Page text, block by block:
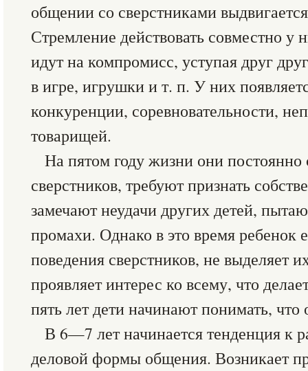
общении со сверстниками
Стремление действовать совместно у
идут на компромисс, уступая друг
в игре, игрушки и т. п. У них
конкуренции, соревновательности,
товарищей.
На пятом году жизни они
сверстников, требуют признать
замечают неудачи других детей,
промахи. Однако в это время ребенок
поведения сверстников, не выделяет
проявляет интерес ко всему, что
пять лет дети начинают понимать,
В 6—7 лет начинается тенденция к
деловой формы общения. Возникает